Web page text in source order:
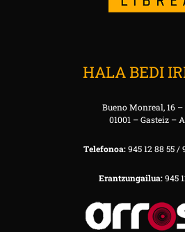
HALA BEDI
Bueno Monreal, 16 –
01001 – Gasteiz –
Telefonoa:945 12 88 55 /
Erantzungailua:945